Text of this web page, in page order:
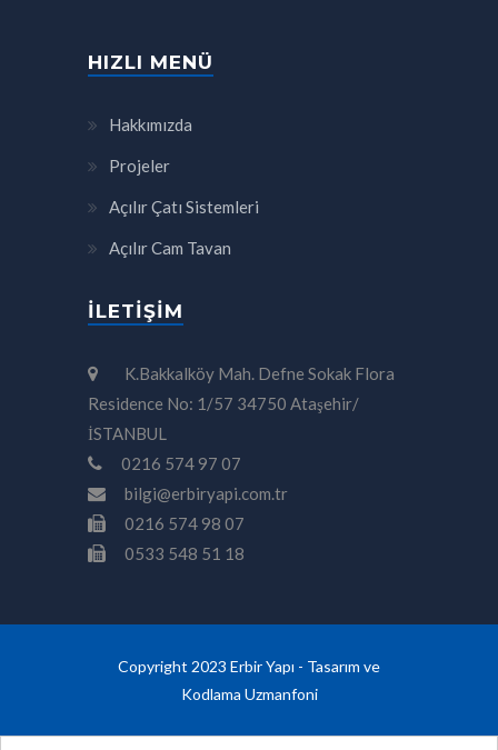
HIZLI MENÜ
Hakkımızda
Projeler
Açılır Çatı Sistemleri
Açılır Cam Tavan
İLETIŞIM
K.Bakkalköy Mah. Defne Sokak Flora
Residence No: 1/57 34750 Ataşehir/
İSTANBUL
0216 574 97 07
bilgi@erbiryapi.com.tr
0216 574 98 07
0533 548 51 18
Copyright 2023 Erbir Yapı - Tasarım ve
Kodlama Uzmanfoni